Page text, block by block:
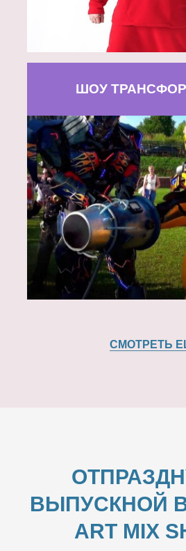
ШОУ
СМОТРЕТЬ
ВЫПУСКНОЙ
ART MIX